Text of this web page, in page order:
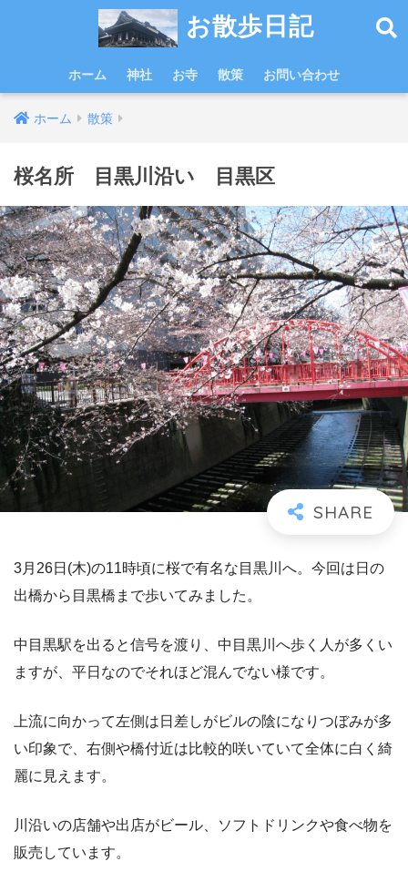
お散歩日記
ホーム 神社 お寺 散策 お問い合わせ
ホーム 散策
桜名所 目黒川沿い 目黒区
3月26日(木)の11時頃に桜で有名な目黒川へ。今回は日の
出橋から目黒橋まで歩いてみました。
中目黒駅を出ると信号を渡り、中目黒川へ歩く人が多くい
ますが、平日なのでそれほど混んでない様です。
上流に向かって左側は日差しがビルの陰になりつぼみが多
い印象で、右側や橋付近は比較的咲いていて全体に白く綺
麗に見えます。
川沿いの店舗や出店がビール、ソフトドリンクや食べ物を
販売しています。